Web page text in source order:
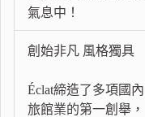
氣息中！
創始非凡 風格獨具
Éclat締造了多項國內
旅館業的第一創舉，